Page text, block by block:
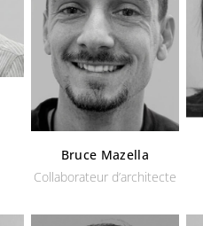
Bruce Mazella
Collaborateur d’architecte